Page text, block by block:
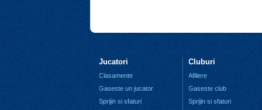
Jucatori
Clasamente
Gaseste un jucator
Sprijin si sfaturi
Cluburi
Afiliere
Gaseste club
Sprijin si sfaturi